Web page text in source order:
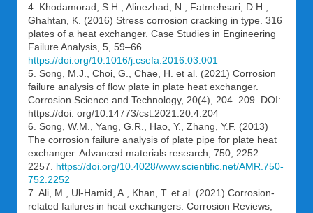
4. Khodamorad, S.H., Alinezhad, N., Fatmehsari, D.H.,
Ghahtan, K. (2016) Stress corrosion cracking in type. 316
plates of a heat exchanger. Case Studies in Engineering
Failure Analysis, 5, 59–66.
https://doi.org/10.1016/j.csefa.2016.03.001
5. Song, M.J., Choi, G., Chae, H. et al. (2021) Corrosion
failure analysis of flow plate in plate heat exchanger.
Corrosion Science and Technology, 20(4), 204–209. DOI:
https://doi. org/10.14773/cst.2021.20.4.204
6. Song, W.M., Yang, G.R., Hao, Y., Zhang, Y.F. (2013)
The corrosion failure analysis of plate pipe for plate heat
exchanger. Advanced materials research, 750, 2252–
2257. https://doi.org/10.4028/www.scientific.net/AMR.750-
752.2252
7. Ali, M., Ul-Hamid, A., Khan, T. et al. (2021) Corrosion-
related failures in heat exchangers. Corrosion Reviews,